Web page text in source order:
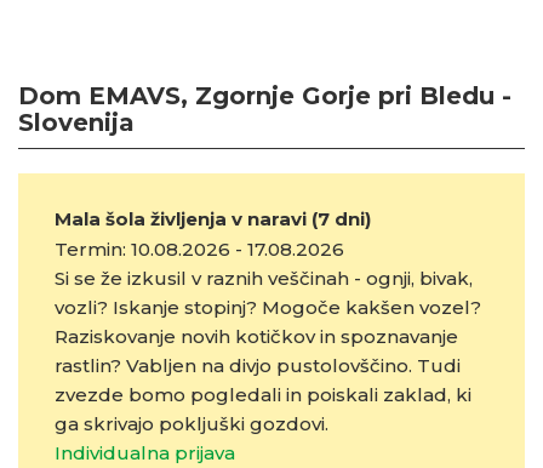
Dom EMAVS, Zgornje Gorje pri Bledu -
Slovenija
Mala šola življenja v naravi (7 dni)
Termin: 10.08.2026 - 17.08.2026
Si se že izkusil v raznih veščinah - ognji, bivak,
vozli? Iskanje stopinj? Mogoče kakšen vozel?
Raziskovanje novih kotičkov in spoznavanje
rastlin? Vabljen na divjo pustolovščino. Tudi
zvezde bomo pogledali in poiskali zaklad, ki
ga skrivajo pokljuški gozdovi.
Individualna prijava